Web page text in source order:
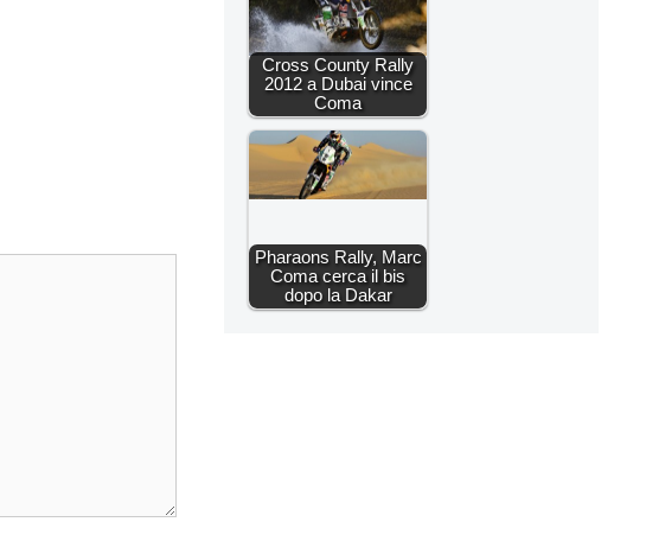
Cross County Rally
2012 a Dubai vince
Coma
Pharaons Rally, Marc
Coma cerca il bis
dopo la Dakar